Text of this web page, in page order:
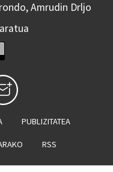
Amrudin Drljo
PUBLIZITATEA
RSS